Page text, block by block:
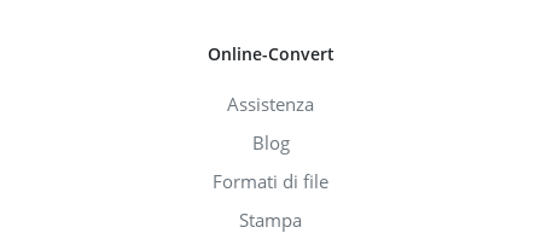
Online-Convert
Assistenza
Blog
Formati di file
Stampa